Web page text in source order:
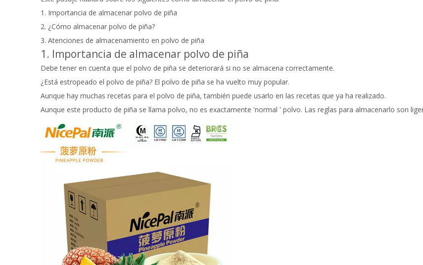
1. Importancia de almacenar polvo de piña
2. ¿Cómo almacenar polvo de piña?
3. Atenciones de almacenamiento en polvo de piña
1. Importancia de almacenar polvo de piña
Debe tener en cuenta que el polvo de piña se deteriorará si no se almacena correctamente.
¿Está estropeado el polvo de piña? El polvo de piña se ha vuelto muy popular.
Aunque hay muchas recetas para el polvo de piña, también puede usarlo en las recetas que ya ha realizado.
Aunque este producto de piña se llama polvo, no es exactamente 'normal ' polvo. Las reglas para almacenarlo son